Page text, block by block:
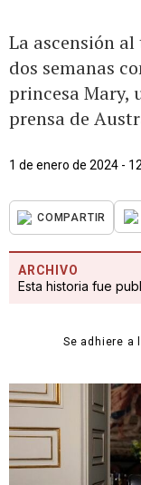
La ascensión
dos semanas
princesa Mary,
prensa de
1 de enero de 2024 -
COMPARTIR
ARCHIVO
Esta historia fue
Se adhiere a